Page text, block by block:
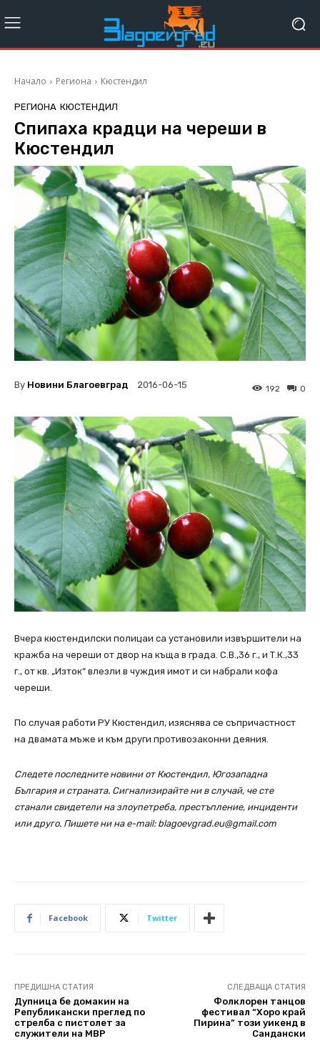
Начало Региона Кюстендил
РЕГИОНА КЮСТЕНДИЛ
Спипаха крадци на череши в
Кюстендил
By Новини Благоевград 2016-06-15 0
192
Вчера кюстендилски полицаи са установили извършители на
кражба на череши от двор на къща в града. С.В.,36 г., и Т.К.,33
г., от кв. „Изток“ влезли в чуждия имот и си набрали кофа
череши.
По случая работи РУ Кюстендил, изяснява се съпричастност
на двамата мъже и към други противозаконни деяния.
Следете последните новини от Кюстендил, Югозападна
България и страната. Сигнализирайте ни в случай, че сте
станали свидетели на злоупетреба, престъпление, инциденти
или друго. Пишете ни на e-mail: blagoevgrad.eu@gmail.com
Facebook Twitter
ПРЕДИШНА СТАТИЯ
Дупница бе домакин на
Републикански преглед по
стрелба с пистолет за
служители на МВР
СЛЕДВАЩА СТАТИЯ
Фолклорен танцов
фестивал “Хоро край
Пирина” този уикенд в
Сандански